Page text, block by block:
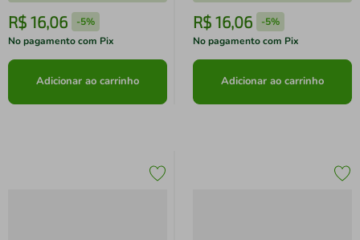
R$ 16,06 -5%
No pagamento com Pix
Adicionar ao carrinho
R$ 16,06 -5%
No pagamento com Pix
Adicionar ao carrinho